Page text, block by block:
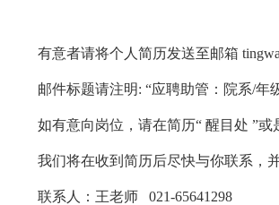
有意者请将个人简历发送至邮箱
邮件标题请注明: “应聘助管：院系/年
如有意向岗位，请在简历“ 醒目处 ”或
我们将在收到简历后尽快与你联系，
联系人：王老师 021-65641298